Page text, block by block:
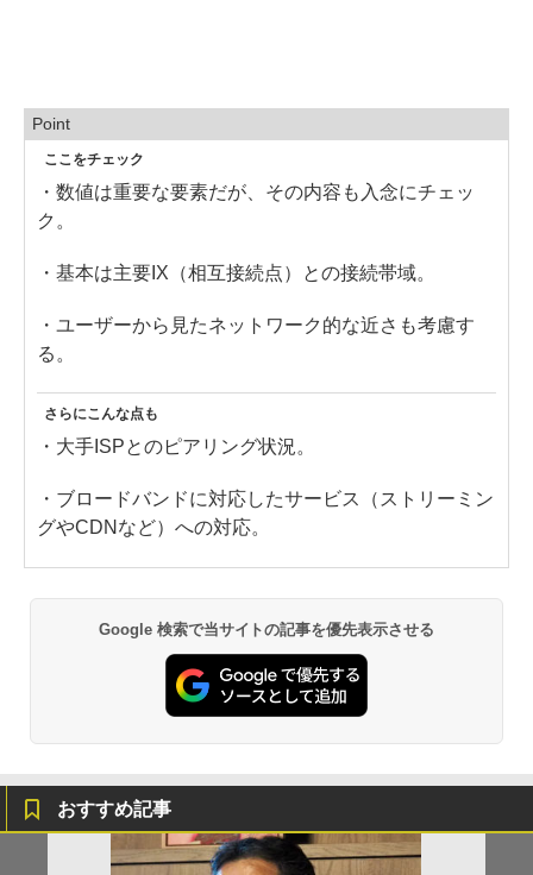
Point
ここをチェック
・数値は重要な要素だが、その内容も入念にチェッ
ク。
・基本は主要IX（相互接続点）との接続帯域。
・ユーザーから見たネットワーク的な近さも考慮す
る。
さらにこんな点も
・大手ISPとのピアリング状況。
・ブロードバンドに対応したサービス（ストリーミン
グやCDNなど）への対応。
Google 検索で当サイトの記事を優先表示させる
おすすめ記事